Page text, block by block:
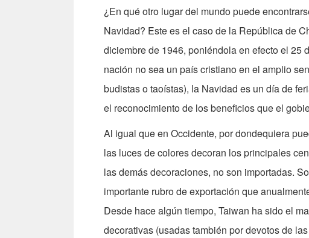
¿En qué otro lugar del mundo puede
Navidad? Este es el caso de la República de
diciembre de 1946, poniéndola en efecto el 25
nación no sea un país cristiano en el amplio
budistas o taoístas), la Navidad es un día de
el reconocimiento de los beneficios que el
Al igual que en Occidente, por dondequiera
las luces de colores decoran los principales
las demás decoraciones, no son importadas.
importante rubro de exportación que
Desde hace algún tiempo, Taiwan ha sido el
decorativas (usadas también por devotos de